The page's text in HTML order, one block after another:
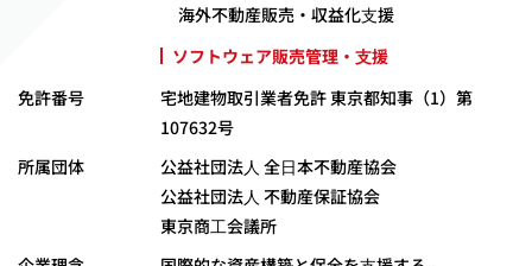
海外不動産販売・収益化⽀援
ソフトウェア販売管理・⽀援
免許番号
宅地建物取引業者免許 東京都知事（1）第
107632号
所属団体
公益社団法⼈ 全⽇本不動産協会
公益社団法⼈ 不動産保証協会
東京商⼯会議所